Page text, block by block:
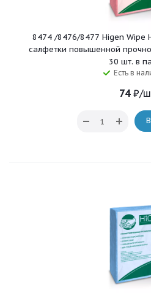
8474 /8476/8477 Higen Wipe
салфетки повышенной
30 шт. в
Есть в
74₽/